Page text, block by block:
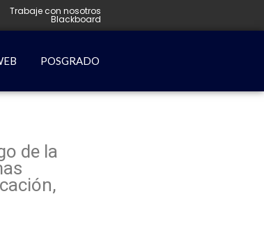
Trabaje con nosotros
Blackboard
POSGRADO
de la